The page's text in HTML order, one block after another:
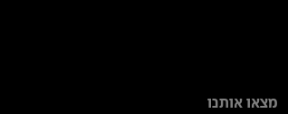
מצאו אותנו